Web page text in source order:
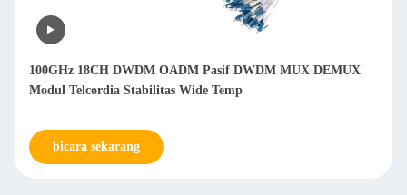
100GHz 18CH DWDM OADM Pasif DWDM MUX DEMUX
Modul Telcordia Stabilitas Wide Temp
bicara sekarang